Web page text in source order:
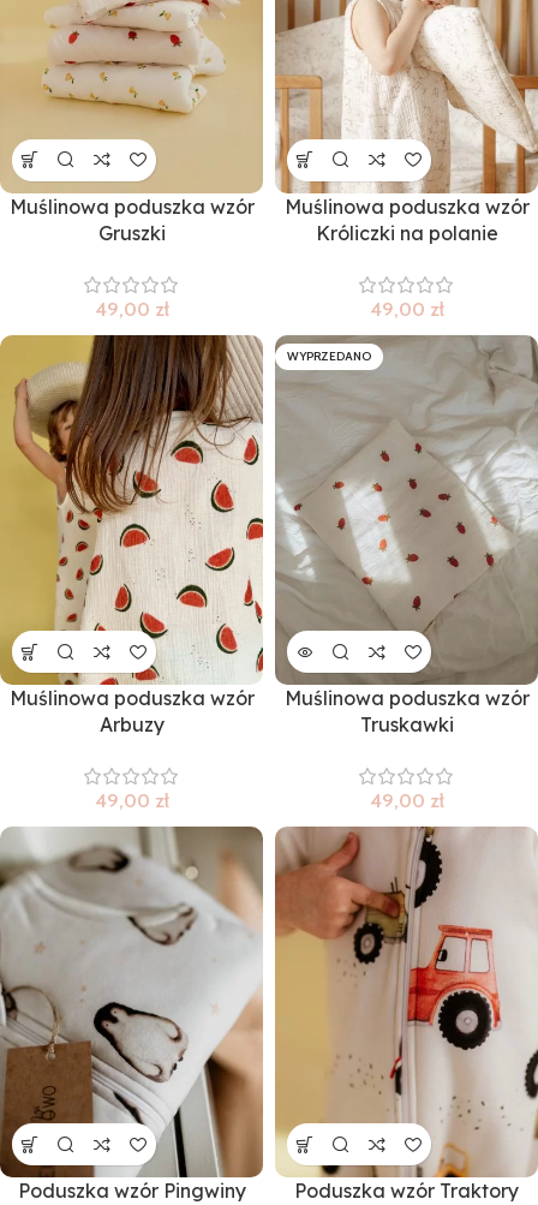
Muślinowa poduszka wzór
Gruszki
49,00 zł
Muślinowa poduszka wzór
Króliczki na polanie
49,00 zł
Muślinowa poduszka wzór
Arbuzy
49,00 zł
WYPRZEDANO
Muślinowa poduszka wzór
Truskawki
49,00 zł
Poduszka wzór Pingwiny Poduszka wzór Traktory